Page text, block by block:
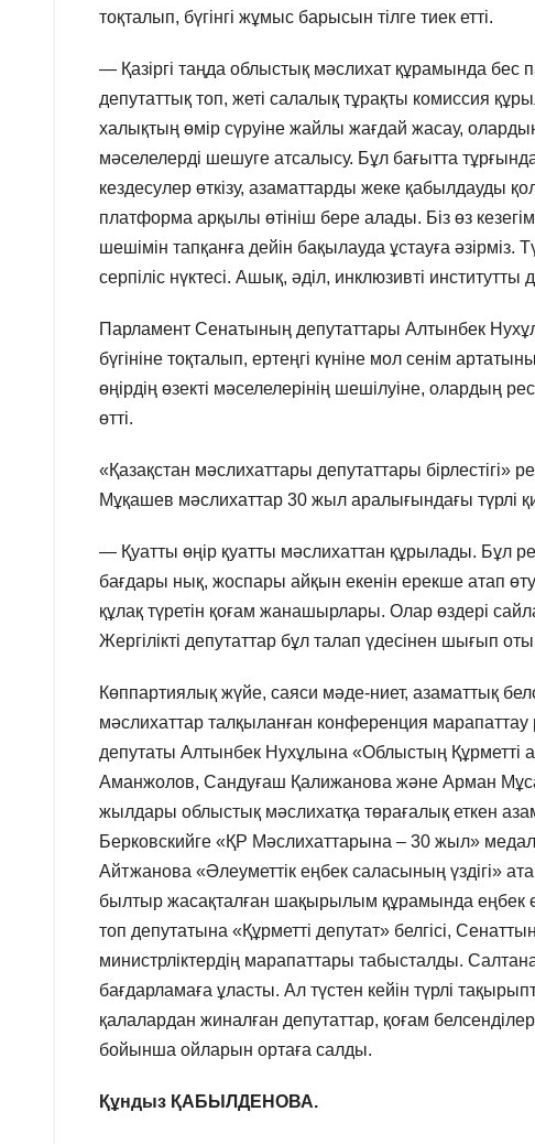
тоқталып, бүгінгі жұмыс барысын тілге тиек етті.
— Қазіргі таңда облыстық мәслихат құрамында бес
депутаттық топ, жеті салалық тұрақты комиссия
халықтың өмір сүруіне жайлы жағдай жасау,
мәселелерді шешуге атсалысу. Бұл бағытта
кездесулер өткізу, азаматтарды жеке қабылдауды
платформа арқылы өтініш бере алады. Біз өз
шешімін тапқанға дейін бақылауда ұстауға
серпіліс нүктесі. Ашық, әділ, инклюзивті
Парламент Сенатының депутаттары Алтынбек
бүгініне тоқталып, ертеңгі күніне мол сенім
өңірдің өзекті мәселелерінің шешілуіне, олардың
өтті.
«Қазақстан мәслихаттары депутаттары бірлестігі»
Мұқашев мәслихаттар 30 жыл аралығындағы түрлі
— Қуатты өңір қуатты мәслихаттан құрылады. Бұл
бағдары нық, жоспары айқын екенін ерекше атап өту
құлақ түретін қоғам жанашырлары. Олар өздері
Жергілікті депутаттар бұл талап үдесінен шығып
Көппартиялық жүйе, саяси мәде-ниет, азаматтық
мәслихаттар талқыланған конференция
депутаты Алтынбек Нухұлына «Облыстың Құрметті
Аманжолов, Сандуғаш Қалижанова және Арман
жылдары облыстық мәслихатқа төрағалық еткен
Берковскийге «ҚР Мәслихаттарына – 30 жыл»
Айтжанова «Әлеуметтік еңбек саласының үздігі»
былтыр жасақталған шақырылым құрамында еңбек
топ депутатына «Құрметті депутат» белгісі,
министрліктердің марапаттары табысталды.
бағдарламаға ұласты. Ал түстен кейін түрлі
қалалардан жиналған депутаттар, қоғам
бойынша ойларын ортаға салды.
Құндыз ҚАБЫЛДЕНОВА.